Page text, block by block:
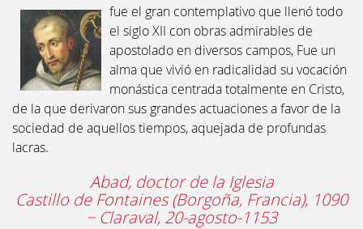
fue el gran contemplativo que llenó todo
el siglo XII con obras admirables de
apostolado en diversos campos, Fue un
alma que vivió en radicalidad su vocación
monástica centrada totalmente en Cristo,
de la que derivaron sus grandes actuaciones a favor de la
sociedad de aquellos tiempos, aquejada de profundas
lacras.
Abad, doctor de la Iglesia
Castillo de Fontaines (Borgoña, Francia), 1090
− Claraval, 20-agosto-1153